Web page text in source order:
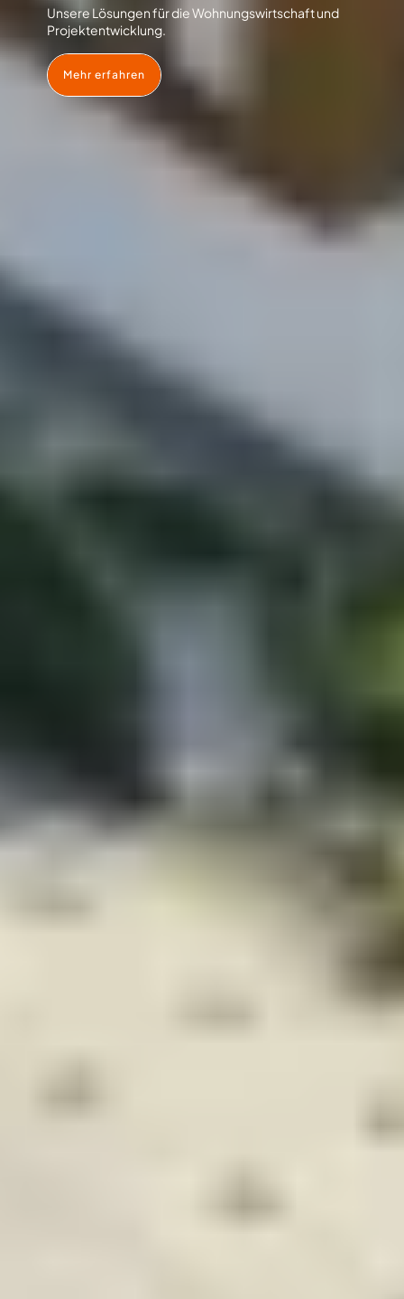
Unsere Lösungen für die Wohnungswirtschaft und
Projektentwicklung.
Mehr erfahren